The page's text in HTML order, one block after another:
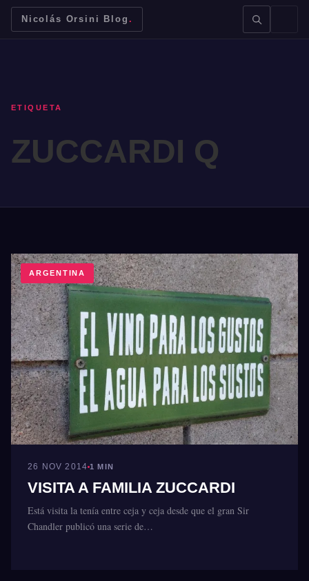
Nicolás Orsini Blog .
Mendoza Malbec Bodegas Jujuy
ETIQUETA
ZUCCARDI Q
ARGENTINA
26 NOV 2014 1 MIN
VISITA A FAMILIA ZUCCARDI
Está visita la tenía entre ceja y ceja desde que el gran Sir
Chandler publicó una serie de…